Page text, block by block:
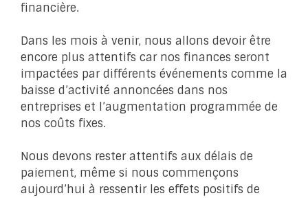
financière.
Dans les mois à venir, nous allons devoir être
encore plus attentifs car nos finances seront
impactées par différents événements comme la
baisse d’activité annoncées dans nos
entreprises et l’augmentation programmée de
nos coûts fixes.
Nous devons rester attentifs aux délais de
paiement, même si nous commençons
aujourd’hui à ressentir les effets positifs de